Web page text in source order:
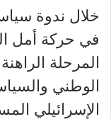
خلال ندوة
في حركة أمل
المرحلة
الوطني
الإسرائيلي